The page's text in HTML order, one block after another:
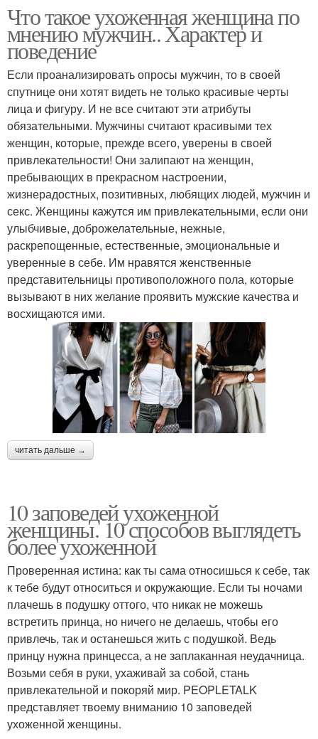
Что такое ухоженная женщина по
мнению мужчин.. Характер и
поведение
Если проанализировать опросы мужчин, то в своей
спутнице они хотят видеть не только красивые черты
лица и фигуру. И не все считают эти атрибуты
обязательными. Мужчины считают красивыми тех
женщин, которые, прежде всего, уверены в своей
привлекательности! Они залипают на женщин,
пребывающих в прекрасном настроении,
жизнерадостных, позитивных, любящих людей, мужчин и
секс. Женщины кажутся им привлекательными, если они
улыбчивые, доброжелательные, нежные,
раскрепощенные, естественные, эмоциональные и
уверенные в себе. Им нравятся женственные
представительницы противоположного пола, которые
вызывают в них желание проявить мужские качества и
восхищаются ими.
читать дальше →
10 заповедей ухоженной
женщины. 10 способов выглядеть
более ухоженной
Проверенная истина: как ты сама относишься к себе, так
к тебе будут относиться и окружающие. Если ты ночами
плачешь в подушку оттого, что никак не можешь
встретить принца, но ничего не делаешь, чтобы его
привлечь, так и останешься жить с подушкой. Ведь
принцу нужна принцесса, а не заплаканная неудачница.
Возьми себя в руки, ухаживай за собой, стань
привлекательной и покоряй мир. PEOPLETALK
представляет твоему вниманию 10 заповедей
ухоженной женщины.